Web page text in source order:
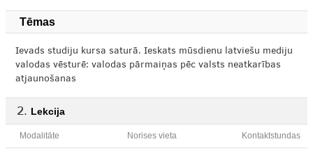
Tēmas
Ievads studiju kursa saturā. Ieskats mūsdienu latviešu mediju
valodas vēsturē: valodas pārmaiņas pēc valsts neatkarības
atjaunošanas
Lekcija
Modalitāte Norises vieta Kontaktstundas